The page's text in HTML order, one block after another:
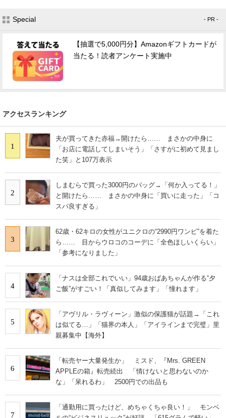
Special - PR -
【抽選で5,000円分】Amazonギフトカードが
当たる！読者アンケート実施中
アクセスランキング
1
夫が買ってきた赤福→開けたら…… まさかの中身に
「お店に電話してしまいそう」「さすがに初めて見まし
た笑」と107万表示
2
しまむらで買った3000円のバッグ→「何か入ってる！」
と開けたら…… まさかの中身に「買いに走った」「コ
スパ良すぎる」
3
62歳・62キロの女性がユニクロの“2990円ワンピ”を着た
ら…… 目からウロコのコーデに「全色ほしいくらい」
「参考になりました」
4
「ナスは全部これでいい」94歳おばあちゃんが作る“夕
ご飯”がすごい！「真似してみます」「憧れます」
5
「アヴリル・ラヴィーン」激似の保護猫が話題→「これ
は似てる…」「猫界の本人」「アイラインまで完璧」里
親募集中【海外】
6
「転売ヤー大量発生か」 ミスド、『Mrs. GREEN
APPLEの箱』転売続出 「情けないと思わないのか
な」「呆れるわ」 2500円での出品も
7
「通勤用に買ったけど、めちゃくちゃ良い！」 モンベ